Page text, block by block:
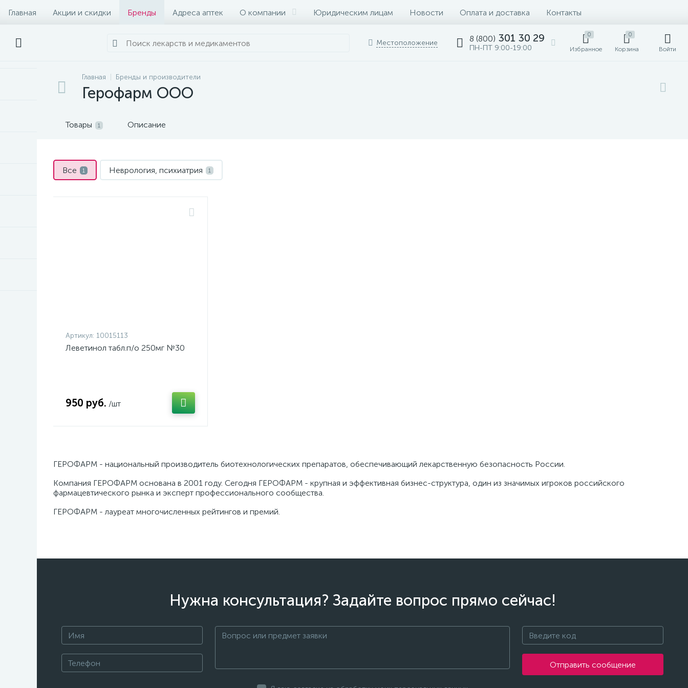
Главная Акции и скидки Бренды Адреса аптек О компании Юридическим лицам Новости Оплата и доставка Контакты
Местоположение 8 (800) 301 30 29
ПН-ПТ 9:00-19:00
0
Избранное
0
Корзина Войти
Главная Бренды и производители
Герофарм ООО
Товары 1 Описание
Все 1 Неврология, психиатрия 1
Артикул: 10015113
Леветинол табл.п/о 250мг №30
950 руб. /шт
ГЕРОФАРМ - национальный производитель биотехнологических препаратов, обеспечивающий лекарственную безопасность России.
Компания ГЕРОФАРМ основана в 2001 году. Сегодня ГЕРОФАРМ - крупная и эффективная бизнес-структура, один из значимых игроков российского
фармацевтического рынка и эксперт профессионального сообщества.
ГЕРОФАРМ - лауреат многочисленных рейтингов и премий.
Нужна консультация? Задайте вопрос прямо сейчас!
Отправить сообщение